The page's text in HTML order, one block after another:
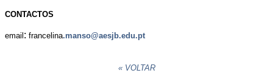
CONTACTOS
email: francelina.manso@aesjb.edu.pt
« VOLTAR